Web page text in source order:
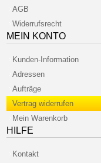
AGB
Widerrufsrecht
MEIN KONTO
Kunden-Information
Adressen
Aufträge
Vertrag widerrufen
Mein Warenkorb
HILFE
Kontakt